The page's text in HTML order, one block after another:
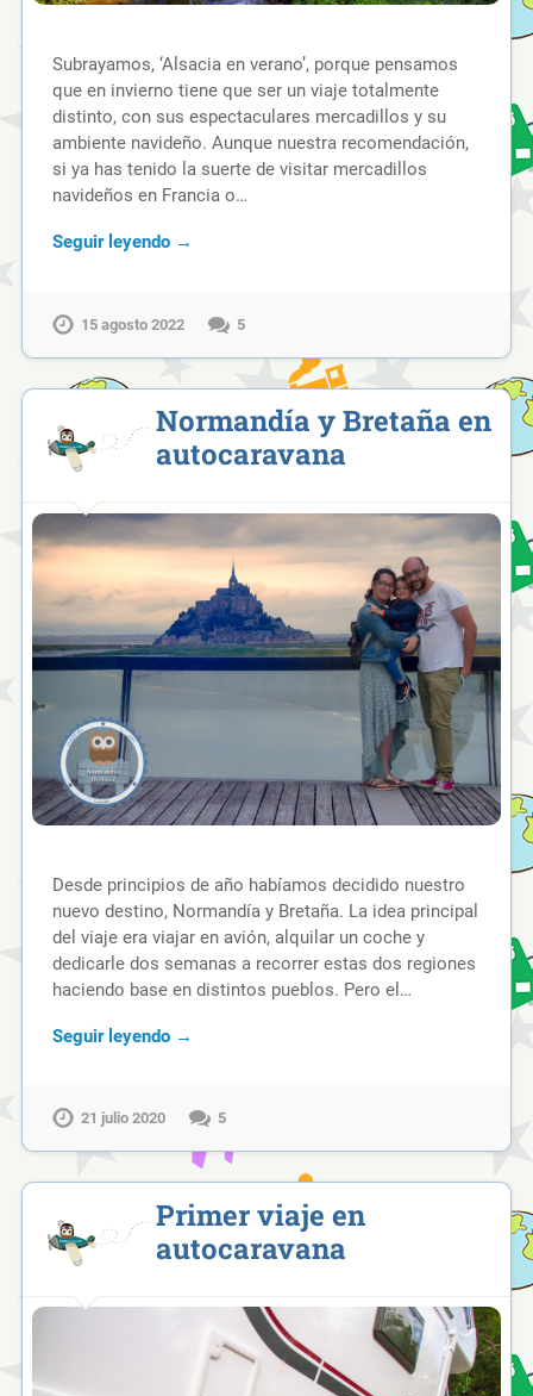
Subrayamos, ‘Alsacia en verano’, porque pensamos
que en invierno tiene que ser un viaje totalmente
distinto, con sus espectaculares mercadillos y su
ambiente navideño. Aunque nuestra recomendación,
si ya has tenido la suerte de visitar mercadillos
navideños en Francia o…
Seguir leyendo →
15 agosto 2022 5
Normandía y Bretaña en
autocaravana
Desde principios de año habíamos decidido nuestro
nuevo destino, Normandía y Bretaña. La idea principal
del viaje era viajar en avión, alquilar un coche y
dedicarle dos semanas a recorrer estas dos regiones
haciendo base en distintos pueblos. Pero el…
Seguir leyendo →
21 julio 2020 5
Primer viaje en
autocaravana